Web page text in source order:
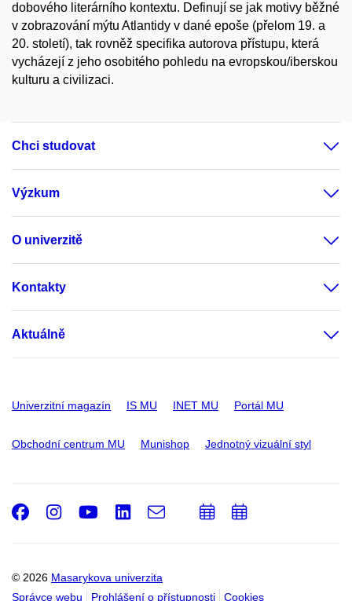
dobového literárního kontextu. Definují se jak motivy běžné
v zobrazování mýtu Atlantidy v dané epoše (přelom 19. a
20. století), tak rovněž specifika autorova přístupu, která
vycházejí z jeho osobitého pohledu na evropskou/iberskou
kulturu a civilizaci.
Chci studovat
Výzkum
O univerzitě
Kontakty
Aktuálně
Univerzitní magazín IS MU INET MU Portál MU
Obchodní centrum MU Munishop Jednotný vizuální styl
© 2026 Masarykova univerzita
Správce webu
Prohlášení o přístupnosti Cookies
Facebook
Instagram
Youtube
LinkedIn
e-
PřidatPřidat